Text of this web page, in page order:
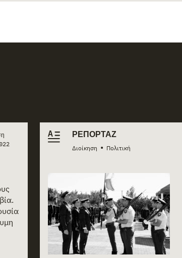
ΡΕΠΟΡΤΆΖ
Διοίκηση • Πολιτική